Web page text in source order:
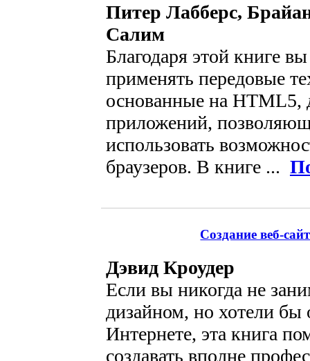
Питер Лабберс,
Салим
Благодаря этой книге
применять передовые
основанные на HTML5,
приложений,
использовать
браузеров. В книге ...
Создание веб-
Дэвид Кроудер
Если вы никогда не
дизайном, но хотели бы
Интернете, эта книга
создавать вполне